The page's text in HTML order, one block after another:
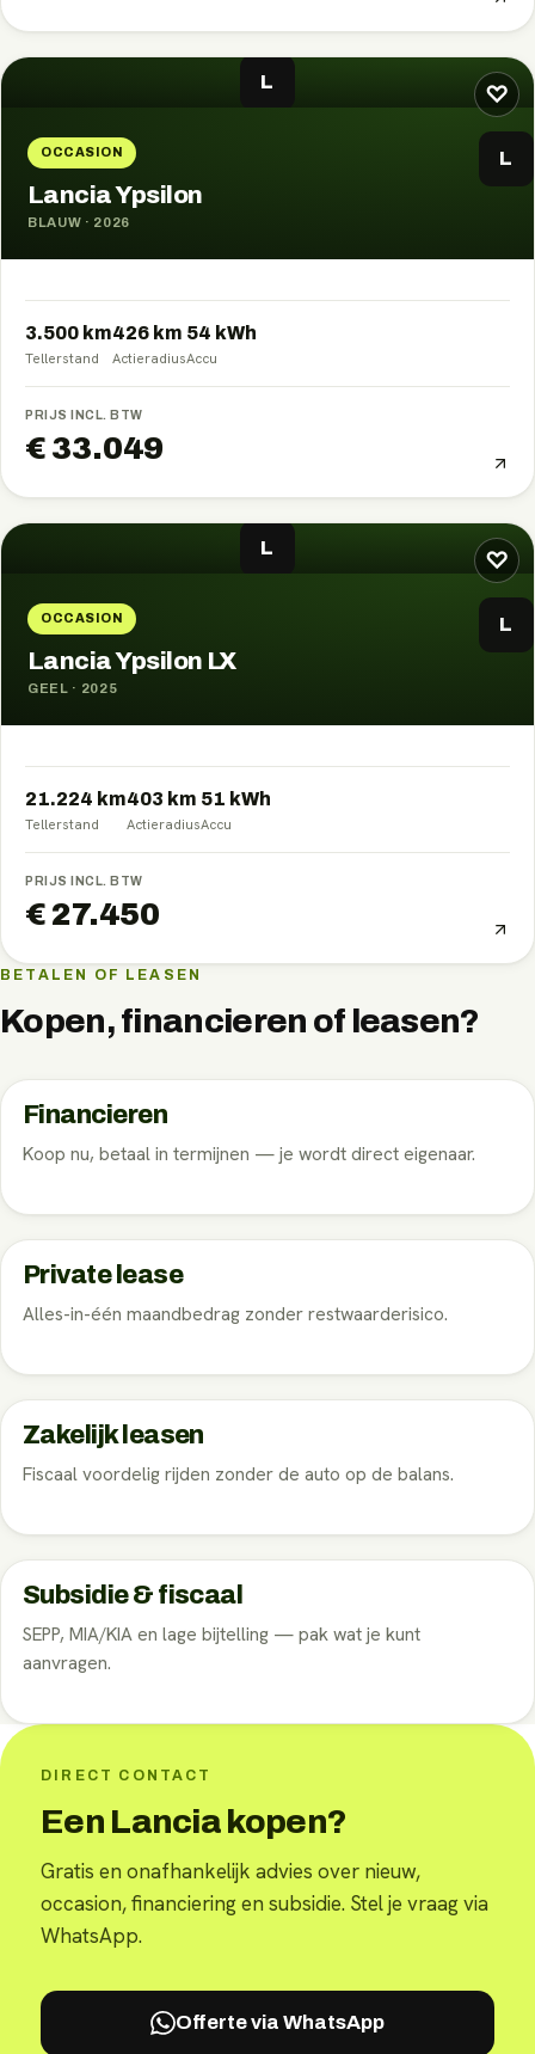
♡
L
OCCASION L
Lancia Ypsilon
BLAUW · 2026
3.500 km
Tellerstand
426 km
Actieradius
54 kWh
Accu
PRIJS INCL. BTW
€ 33.049
♡
L
OCCASION L
Lancia Ypsilon LX
GEEL · 2025
21.224 km
Tellerstand
403 km
Actieradius
51 kWh
Accu
PRIJS INCL. BTW
€ 27.450
BETALEN OF LEASEN
Kopen, financieren of leasen?
Financieren
Koop nu, betaal in termijnen — je wordt direct eigenaar.
Private lease
Alles-in-één maandbedrag zonder restwaarderisico.
Zakelijk leasen
Fiscaal voordelig rijden zonder de auto op de balans.
Subsidie & fiscaal
SEPP, MIA/KIA en lage bijtelling — pak wat je kunt
aanvragen.
DIRECT CONTACT
Een Lancia kopen?
Gratis en onafhankelijk advies over nieuw,
occasion, financiering en subsidie. Stel je vraag via
WhatsApp.
Offerte via WhatsApp